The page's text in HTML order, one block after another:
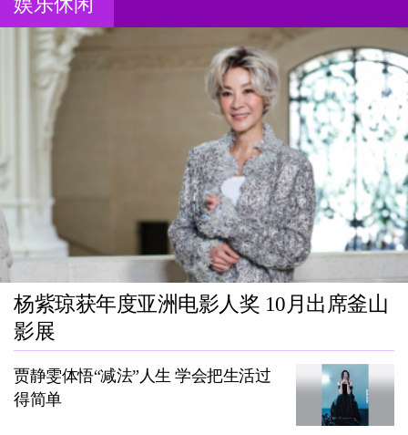
杨紫琼获年度亚洲电影人奖 10月出席釜山
影展
贾静雯体悟“减法”人生 学会把生活过
得简单